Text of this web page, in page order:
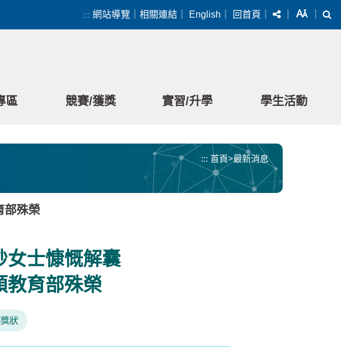
::: 網站導覽 相關連結 English 回首頁 分享 字級
區 競賽/獲獎 實習/升學 學生活動
::: 首頁>最新消息
部殊榮
女士慷慨解囊
教育部殊榮
狀